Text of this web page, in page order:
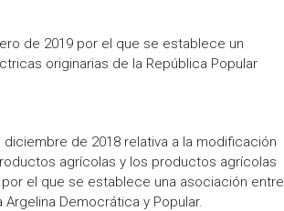
de 2019 por el que se establece un
originarias de la República Popular
diciembre de 2018 relativa a la modificación
agrícolas y los productos agrícolas
el que se establece una asociación entre
Democrática y Popular.